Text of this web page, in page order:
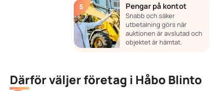
Pengar på kontot
Snabb och säker
utbetalning görs när
auktionen är avslutad och
objektet är hämtat.
Därför väljer företag i Håbo Blinto